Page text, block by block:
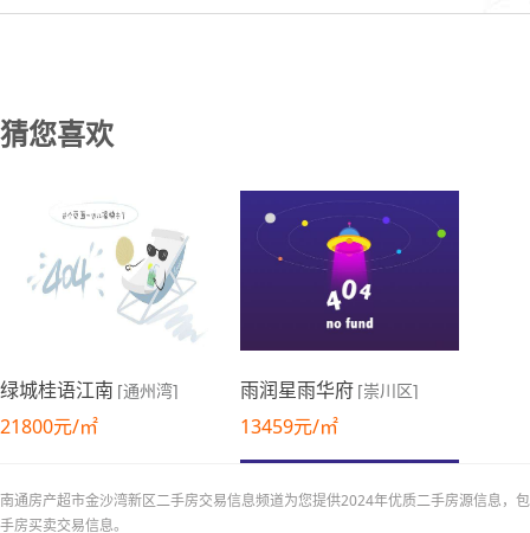
03-22更新
03-22更新
猜您喜欢
绿城桂语江南 [通州湾]
21800元/㎡
雨润星雨华府 [崇川区]
13459元/㎡
南通房产超市金沙湾新区二手房交易信息频道为您提供2024年优质二手房源信息
手房买卖交易信息。